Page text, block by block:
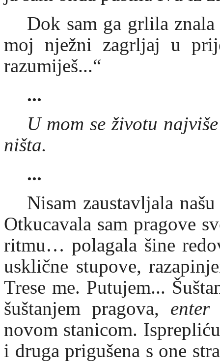
Dok sam ga grlila znala
moj nježni zagrljaj u
razumiješ...“
...
U mom se životu
ništa.
...
Nisam zaustavljala
Otkucavala sam pragove
ritmu… polagala šine
usklične stupove,
Trese me. Putujem...
šuštanjem pragova, enter
novom stanicom.
i druga prigušena s one